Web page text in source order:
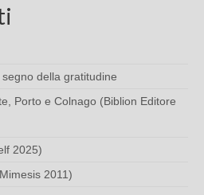
della gratitudine
Porto e Colnago (Biblion Editore
2025)
2011)